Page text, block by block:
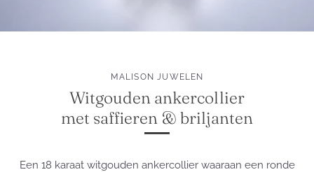
MALISON JUWELEN
Witgouden ankercollier
met saffieren & briljanten
Een 18 karaat witgouden ankercollier waaraan een ronde